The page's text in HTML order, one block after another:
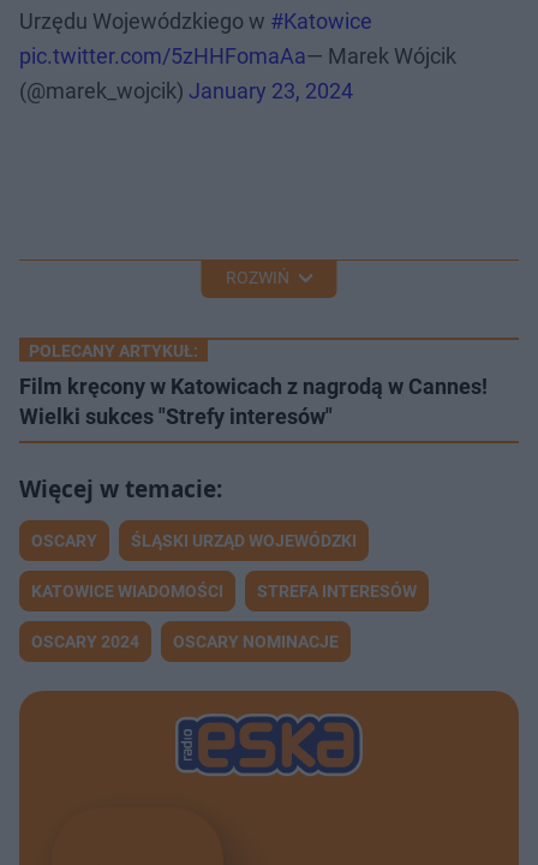
Urzędu Wojewódzkiego w #Katowice
pic.twitter.com/5zHHFomaAa— Marek Wójcik
(@marek_wojcik) January 23, 2024
ROZWIŃ
POLECANY ARTYKUŁ:
Film kręcony w Katowicach z nagrodą w Cannes!
Wielki sukces "Strefy interesów"
OSCARY ŚLĄSKI URZĄD WOJEWÓDZKI
KATOWICE WIADOMOŚCI STREFA INTERESÓW
OSCARY 2024 OSCARY NOMINACJE